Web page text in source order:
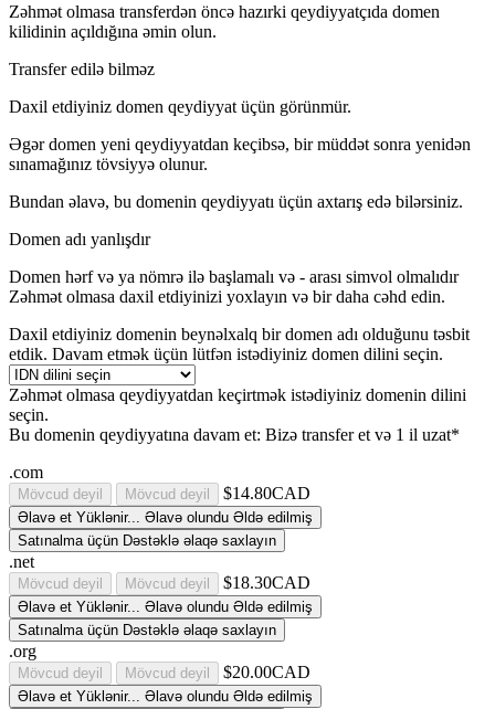
Zəhmət olmasa transferdən öncə hazırki qeydiyyatçıda domen
kilidinin açıldığına əmin olun.
Transfer edilə bilməz
Daxil etdiyiniz domen qeydiyyat üçün görünmür.
Əgər domen yeni qeydiyyatdan keçibsə, bir müddət sonra yenidən
sınamağınız tövsiyyə olunur.
Bundan əlavə, bu domenin qeydiyyatı üçün axtarış edə bilərsiniz.
Domen adı yanlışdır
Domen hərf və ya nömrə ilə başlamalı və - arası simvol olmalıdır
Zəhmət olmasa daxil etdiyinizi yoxlayın və bir daha cəhd edin.
Daxil etdiyiniz domenin beynəlxalq bir domen adı olduğunu təsbit
etdik. Davam etmək üçün lütfən istədiyiniz domen dilini seçin.
Zəhmət olmasa qeydiyyatdan keçirtmək istədiyiniz domenin dilini
seçin.
Bu domenin qeydiyyatına davam et: Bizə transfer et və 1 il uzat*
.com
Mövcud deyil Mövcud deyil $14.80CAD
Əlavə et Yüklənir... Əlavə olundu Əldə edilmiş
Satınalma üçün Dəstəklə əlaqə saxlayın
.net
Mövcud deyil Mövcud deyil $18.30CAD
Əlavə et Yüklənir... Əlavə olundu Əldə edilmiş
Satınalma üçün Dəstəklə əlaqə saxlayın
.org
Mövcud deyil Mövcud deyil $20.00CAD
Əlavə et Yüklənir... Əlavə olundu Əldə edilmiş